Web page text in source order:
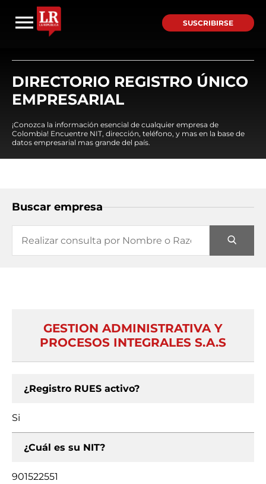
SUSCRIBIRSE
DIRECTORIO REGISTRO ÚNICO
EMPRESARIAL
¡Conozca la información esencial de cualquier empresa de
Colombia! Encuentre NIT, dirección, teléfono, y mas en la base de
datos empresarial mas grande del país.
Buscar empresa
GESTION ADMINISTRATIVA Y
PROCESOS INTEGRALES S.A.S
¿Registro RUES activo?
Si
¿Cuál es su NIT?
901522551